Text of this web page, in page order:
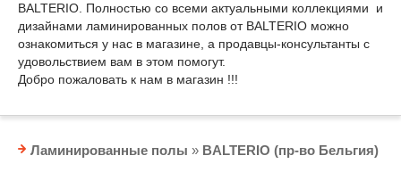
BALTERIO. Полностью со всеми актуальными коллекциями и
дизайнами ламинированных полов от BALTERIO можно
ознакомиться у нас в магазине, а продавцы-консультанты с
удовольствием вам в этом помогут.
Добро пожаловать к нам в магазин !!!
Ламинированные полы » BALTERIO (пр-во Бельгия)